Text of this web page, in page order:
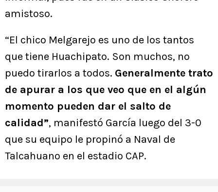
amistoso.
“El chico Melgarejo es uno de los tantos
que tiene Huachipato. Son muchos, no
puedo tirarlos a todos. Generalmente trato
de apurar a los que veo que en el algún
momento pueden dar el salto de
calidad”, manifestó García luego del 3-0
que su equipo le propinó a Naval de
Talcahuano en el estadio CAP.